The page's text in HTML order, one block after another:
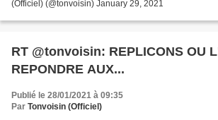
(Officiel) (@tonvoisin) January 29, 2021
RT @tonvoisin: REPLICONS OU
REPONDRE AUX...
Publié le 28/01/2021 à 09:35
Par Tonvoisin (Officiel)